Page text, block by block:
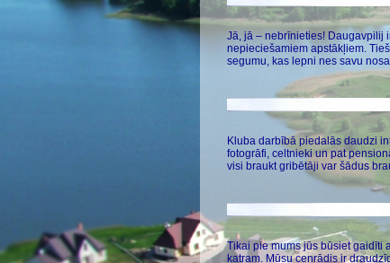
Jā, jā – nebrīnieties! Daugavpilij
nepieciešamiem apstākļiem.
segumu, kas lepni nes savu
Kluba darbībā piedalās daudzi
fotogrāfi, celtnieki un pat
visi braukt gribētāji var šādus
Tikai pie mums jūs būsiet gaidīti
katram. Mūsu cenrādis ir